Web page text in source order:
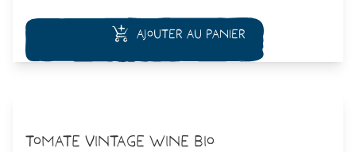
Ajouter au panier
Tomate Vintage Wine Bio